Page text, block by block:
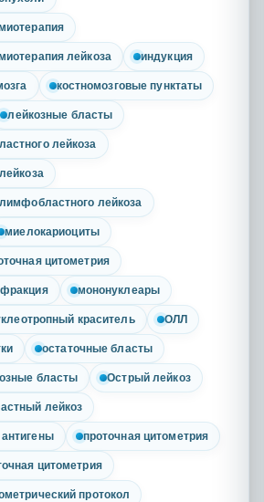
лейкоза индукция
костномозговые пунктаты
лейкозные бласты
лейкоза
лейкоза
миелокариоциты
цитометрия
мононуклеары
краситель ОЛЛ
остаточные бласты
бласты Острый лейкоз
лейкоз
проточная цитометрия
цитометрия
протокол